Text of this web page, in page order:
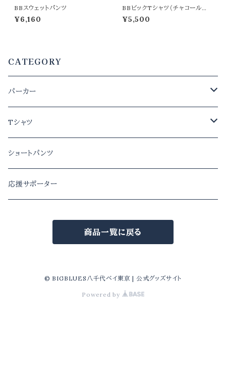
BBスウェットパンツ
¥6,160
BBビックTシャツ（チャコールグ
レー）
¥5,500
CATEGORY
パーカー
メンズ
レディース
Tシャツ
キッズ
メンズ
ショートパンツ
応援サポーター
商品一覧に戻る
© BIGBLUES八千代ベイ東京 | 公式グッズサイト
Powered by